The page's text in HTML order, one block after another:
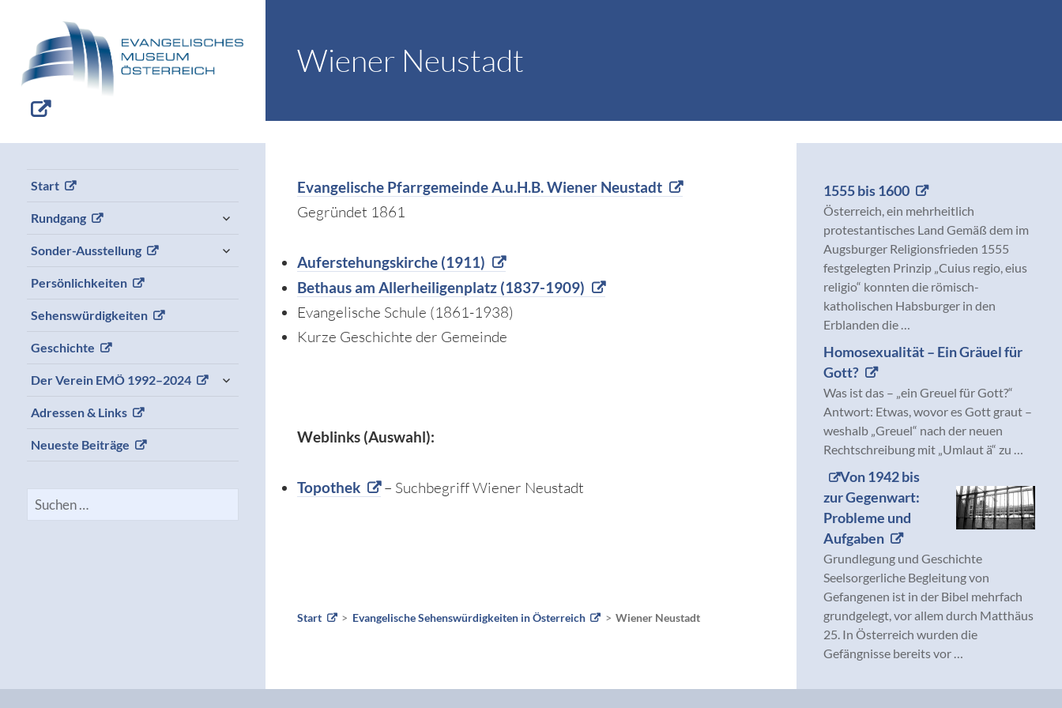
Wiener Neustadt
Start
Rundgang
Sonder-Ausstellung
Persönlichkeiten
Sehenswürdigkeiten
Geschichte
Der Verein EMÖ 1992–2024
Adressen & Links
Neueste Beiträge
Suchen
Evangelische Pfarrgemeinde A.u.H.B. Wiener Neustadt
Gegründet 1861
Auferstehungskirche (1911)
Bethaus am Allerheiligenplatz (1837-1909)
Evangelische Schule (1861-1938)
Kurze Geschichte der Gemeinde
Weblinks (Auswahl):
Topothek – Suchbegriff Wiener Neustadt
Start Evangelische Sehenswürdigkeiten in Österreich Wiener Neustadt
1555 bis 1600
Österreich, ein mehrheitlich
protestantisches Land Gemäß dem im
Augsburger Religionsfrieden 1555
festgelegten Prinzip „Cuius regio, eius
religio“ konnten die römisch-
katholischen Habsburger in den
Erblanden die …
Homosexualität – Ein Gräuel für
Gott?
Was ist das – „ein Greuel für Gott?“
Antwort: Etwas, wovor es Gott graut –
weshalb „Greuel“ nach der neuen
Rechtschreibung mit „Umlaut ä“ zu …
Von 1942 bis
zur Gegenwart:
Probleme und
Aufgaben
Grundlegung und Geschichte
Seelsorgerliche Begleitung von
Gefangenen ist in der Bibel mehrfach
grundgelegt, vor allem durch Matthäus
25. In Österreich wurden die
Gefängnisse bereits vor …